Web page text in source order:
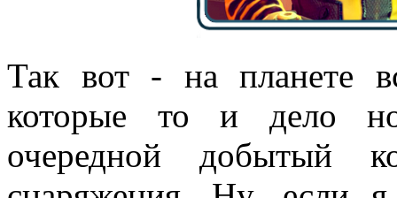
Так вот - на планете
которые то и дело
очередной добытый